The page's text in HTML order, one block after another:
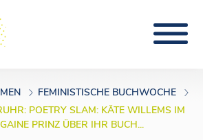
FEMINISTISCHE BUCHWOCHE
POETRY SLAM: KÄTE WILLEMS IM
PRINZ ÜBER IHR BUCH...